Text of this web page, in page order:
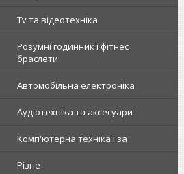
Tv та відеотехніка
Розумні годинник і фітнес
браслети
Автомобільна електроніка
Аудіотехніка та аксесуари
Комп'ютерна техніка і за
Різне